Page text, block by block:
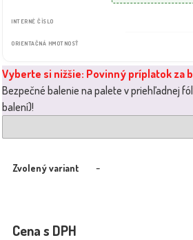
INTERNÉ ČÍSLO
ORIENTAČNÁ HMOTNOSŤ
Vyberte si nižšie: Povinný príplatok za
Bezpečné balenie na palete v priehľadnej
balení)!
Zvolený variant -
Cena s DPH